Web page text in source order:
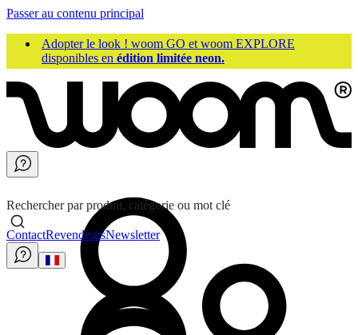
Passer au contenu principal
Adopter le look ! woom GO et woom EXPLORE
disponibles en édition limitée neon.
Rechercher par produit, catégorie ou mot clé
ContactRevendeursNewsletter